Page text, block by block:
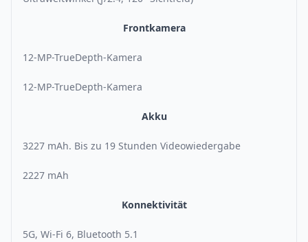
Frontkamera
12-MP-TrueDepth-Kamera
12-MP-TrueDepth-Kamera
Akku
3227 mAh. Bis zu 19 Stunden Videowiedergabe
2227 mAh
Konnektivität
5G, Wi-Fi 6, Bluetooth 5.1